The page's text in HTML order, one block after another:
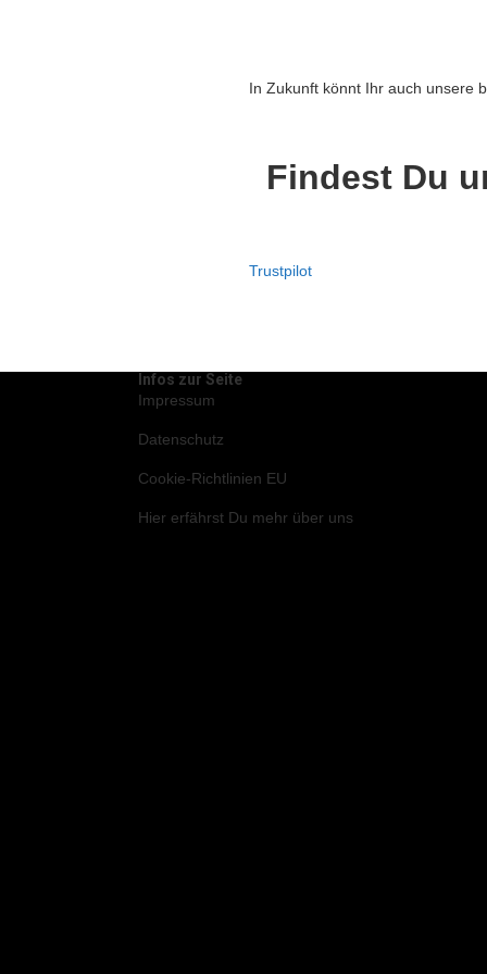
In Zukunft könnt Ihr auch unsere
Findest Du
Trustpilot
Infos zur Seite
Impressum
Datenschutz
Cookie-Richtlinien EU
Hier erfährst Du mehr über uns